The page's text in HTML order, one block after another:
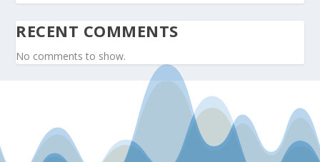
RECENT COMMENTS
No comments to show.